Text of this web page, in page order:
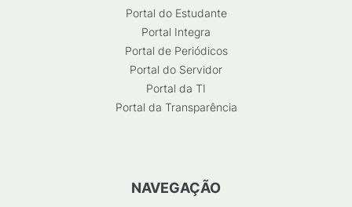
Portal do Estudante
Portal Integra
Portal de Periódicos
Portal do Servidor
Portal da TI
Portal da Transparência
NAVEGAÇÃO